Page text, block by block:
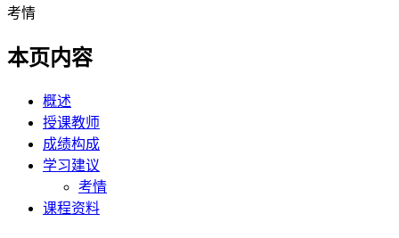
考情
本页内容
概述
授课教师
成绩构成
学习建议
考情
课程资料